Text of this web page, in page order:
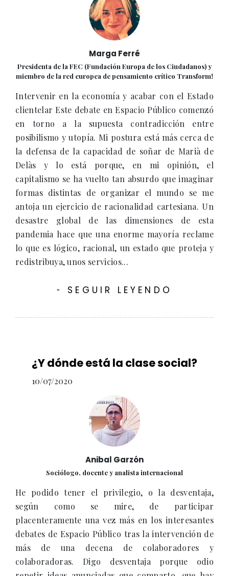
Marga Ferré
Presidenta de la FEC (Fundación Europa de los Ciudadanos) y
miembro de la red europea de pensamiento crítico Transform!
Intervenir en la economía y acabar con el Estado
clientelar Este debate en Espacio Público comenzó
en torno a la supuesta contradicción entre
posibilismo y utopía. Mi postura está más cerca de
la defensa de la capacidad de soñar de Marià de
Delàs y lo está porque, en mi opinión, el
capitalismo se ha vuelto tan absurdo que imaginar
formas distintas de organizar el mundo se me
antoja un ejercicio de racionalidad cartesiana. Un
desastre global de las dimensiones de esta
pandemia hace que una enorme mayoría reclame
lo que es lógico, racional, un estado que proteja y
redistribuya, unos servicios...
- SEGUIR LEYENDO
¿Y dónde está la clase social?
10/07/2020
Anibal Garzón
Sociólogo, docente y analista internacional
He podido tener el privilegio, o la desventaja,
según como se mire, de participar
placenteramente una vez más en los interesantes
debates de Espacio Público tras la intervención de
más de una decena de colaboradores y
colaboradoras. Digo desventaja porque odio